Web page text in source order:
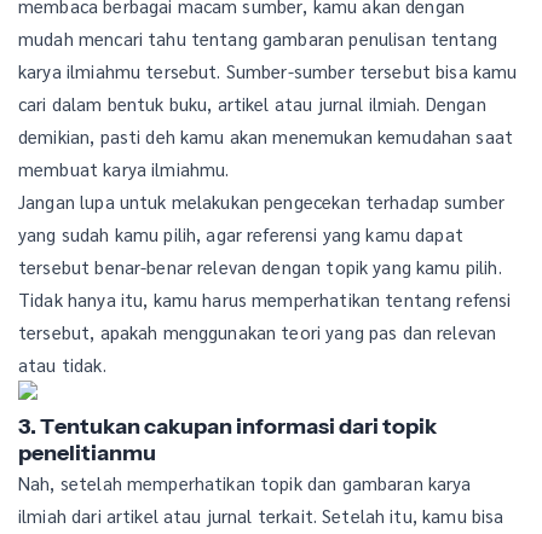
membaca berbagai macam sumber, kamu akan dengan
mudah mencari tahu tentang gambaran penulisan tentang
karya ilmiahmu tersebut. Sumber-sumber tersebut bisa kamu
cari dalam bentuk buku, artikel atau jurnal ilmiah. Dengan
demikian, pasti deh kamu akan menemukan kemudahan saat
membuat karya ilmiahmu.
Jangan lupa untuk melakukan pengecekan terhadap sumber
yang sudah kamu pilih, agar referensi yang kamu dapat
tersebut benar-benar relevan dengan topik yang kamu pilih.
Tidak hanya itu, kamu harus memperhatikan tentang refensi
tersebut, apakah menggunakan teori yang pas dan relevan
atau tidak.
3. Tentukan cakupan informasi dari topik
penelitianmu
Nah, setelah memperhatikan topik dan gambaran karya
ilmiah dari artikel atau jurnal terkait. Setelah itu, kamu bisa